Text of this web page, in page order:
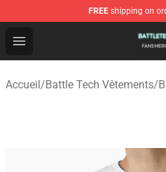
FREE shipping on
Open menu
Battle Tech Shop - Official
Accueil/Battle Tech Vêtements/